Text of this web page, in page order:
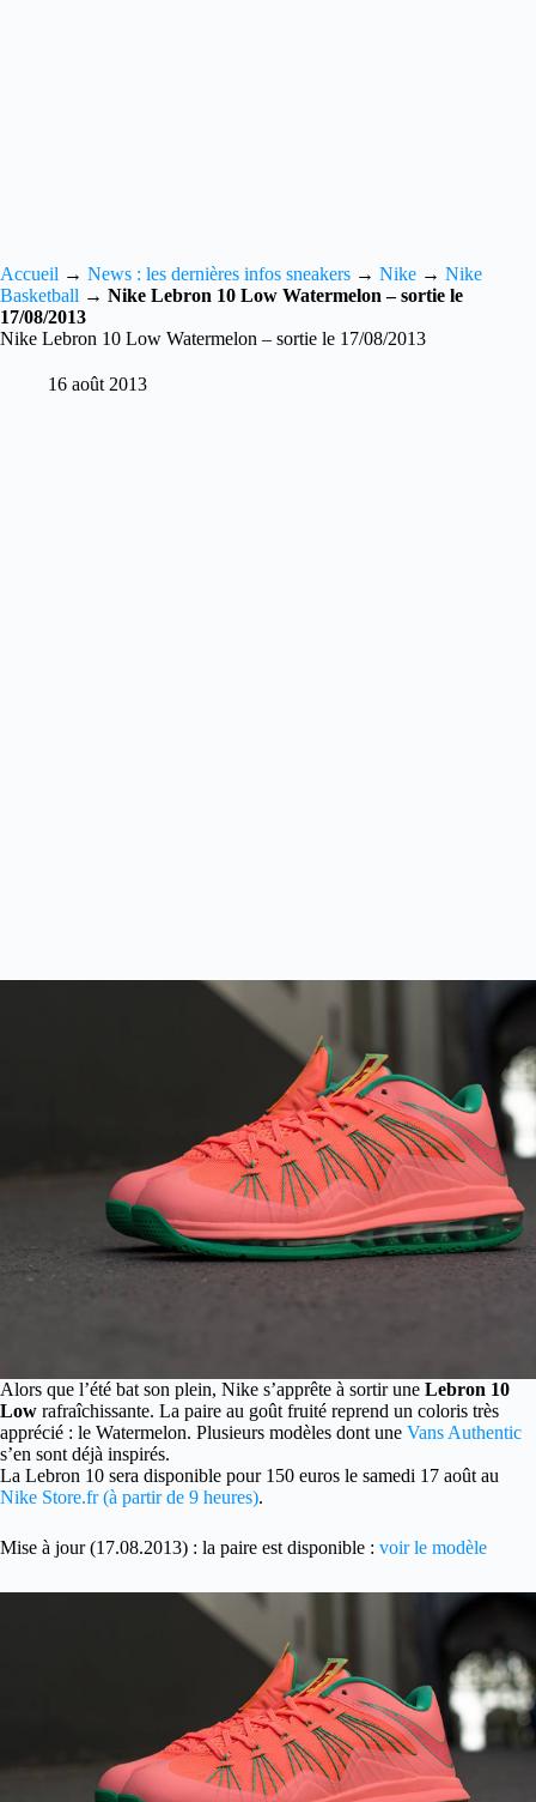
Accueil → News : les dernières infos sneakers → Nike → Nike
Basketball → Nike Lebron 10 Low Watermelon – sortie le
17/08/2013
Nike Lebron 10 Low Watermelon – sortie le 17/08/2013
16 août 2013
Alors que l’été bat son plein, Nike s’apprête à sortir une Lebron 10
Low rafraîchissante. La paire au goût fruité reprend un coloris très
apprécié : le Watermelon. Plusieurs modèles dont une Vans Authentic
s’en sont déjà inspirés.
La Lebron 10 sera disponible pour 150 euros le samedi 17 août au
Nike Store.fr (à partir de 9 heures).
Mise à jour (17.08.2013) : la paire est disponible : voir le modèle